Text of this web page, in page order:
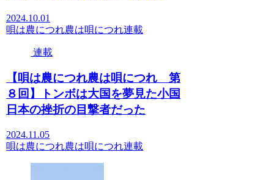
2024.10.01
唄は農につれ農は唄につれ連載
連載
【唄は農につれ農は唄につれ 第
８回】トンボは大国を夢見た小国
日本の挫折の目撃者だった
2024.11.05
唄は農につれ農は唄につれ連載